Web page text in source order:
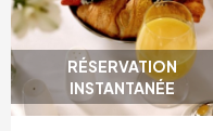
RÉSERVATION
INSTANTANÉE